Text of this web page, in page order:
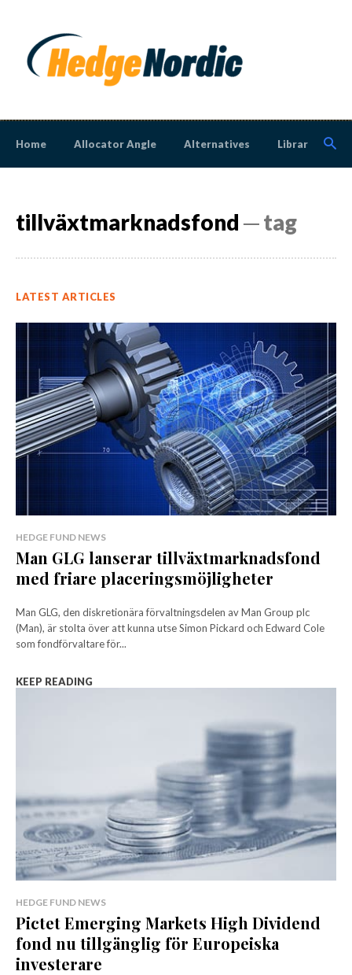
Home Allocator Angle Alternatives Library
tillväxtmarknadsfond ─ tag
LATEST ARTICLES
HEDGE FUND NEWS
Man GLG lanserar tillväxtmarknadsfond
med friare placeringsmöjligheter
Man GLG, den diskretionära förvaltningsdelen av Man Group plc
(Man), är stolta över att kunna utse Simon Pickard och Edward Cole
som fondförvaltare för...
KEEP READING
HEDGE FUND NEWS
Pictet Emerging Markets High Dividend
fond nu tillgänglig för Europeiska
investerare